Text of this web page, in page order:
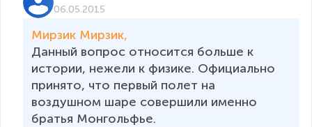
06.05.2015
Мирзик Мирзик,
Данный вопрос относится больше к
истории, нежели к физике. Официально
принято, что первый полет на
воздушном шаре совершили именно
братья Монгольфье.